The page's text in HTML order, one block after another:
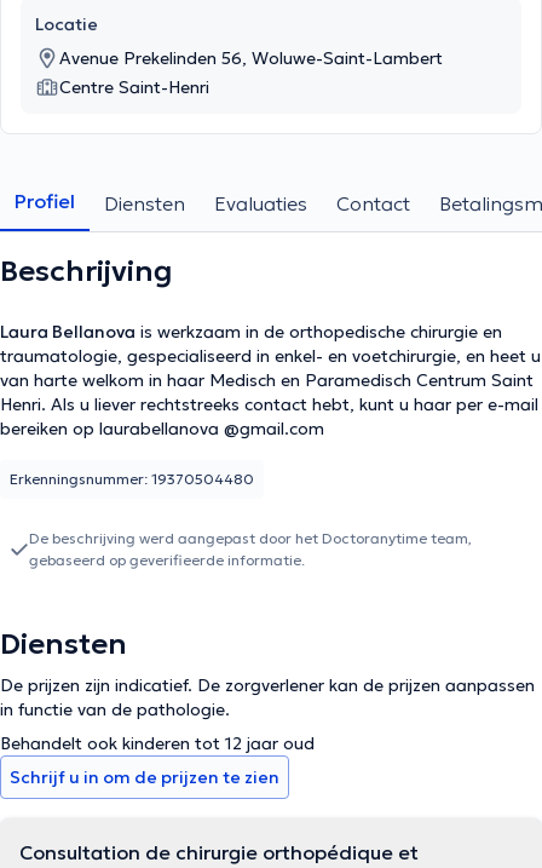
Locatie
Avenue Prekelinden 56, Woluwe-Saint-Lambert
Centre Saint-Henri
Profiel Diensten Evaluaties Contact
Beschrijving
Laura Bellanova is werkzaam in de orthopedische chirurgie en
traumatologie, gespecialiseerd in enkel- en voetchirurgie, en heet u
van harte welkom in haar Medisch en Paramedisch Centrum Saint
Henri. Als u liever rechtstreeks contact hebt, kunt u haar per e-mail
bereiken op laurabellanova @gmail.com
Erkenningsnummer: 19370504480
De beschrijving werd aangepast door het Doctoranytime team,
gebaseerd op geverifieerde informatie.
Diensten
De prijzen zijn indicatief. De zorgverlener kan de prijzen aanpassen
in functie van de pathologie.
Behandelt ook kinderen tot 12 jaar oud
Schrijf u in om de prijzen te zien
Consultation de chirurgie orthopédique et